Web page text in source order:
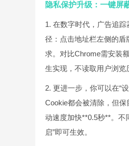
隐私保护升级：一键屏
1. 在数字时代，广告追
径：点击地址栏左侧的
求。对比Chrome需安装
生实现，不读取用户浏览
2. 更进一步，你可以在“
Cookie都会被清除，但
动速度加快**0.5秒**。不
启”即可生效。